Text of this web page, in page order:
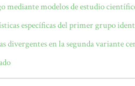
mediante modelos de estudio
específicas del primer grupo
divergentes en la segunda variante